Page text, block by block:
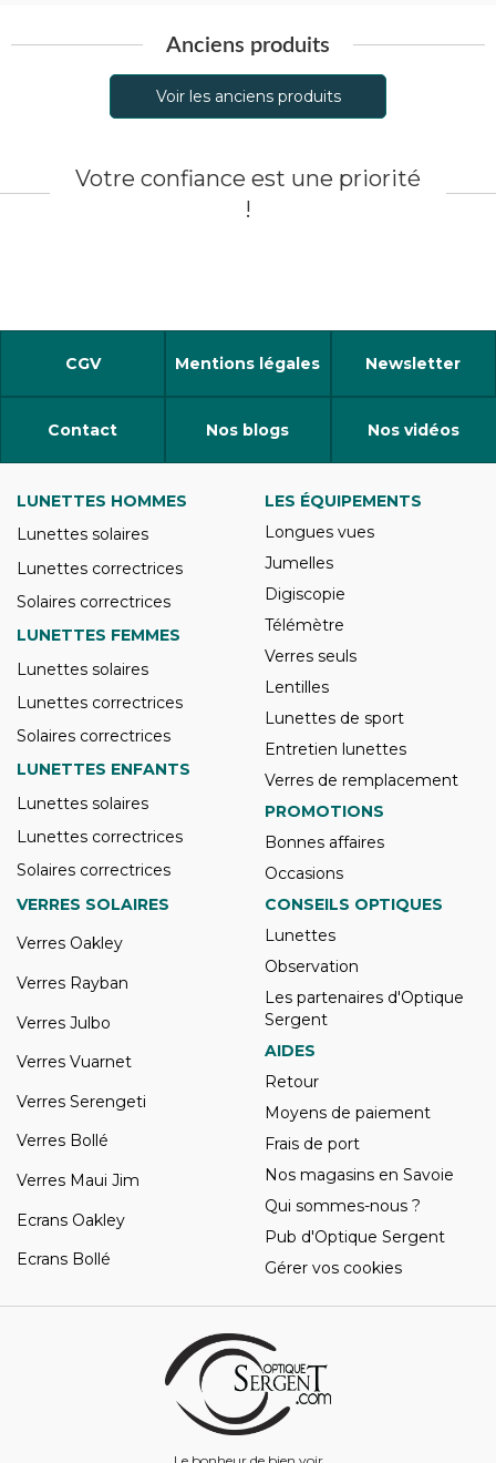
Anciens produits
Voir les anciens produits
Votre confiance est une priorité
!
CGV Mentions légales Newsletter
Contact Nos blogs Nos vidéos
LUNETTES HOMMES
Lunettes solaires
Lunettes correctrices
Solaires correctrices
LUNETTES FEMMES
Lunettes solaires
Lunettes correctrices
Solaires correctrices
LUNETTES ENFANTS
Lunettes solaires
Lunettes correctrices
Solaires correctrices
LES ÉQUIPEMENTS
Longues vues
Jumelles
Digiscopie
Télémètre
Verres seuls
Lentilles
Lunettes de sport
Entretien lunettes
Verres de remplacement
PROMOTIONS
Bonnes affaires
Occasions
VERRES SOLAIRES
Verres Oakley
Verres Rayban
Verres Julbo
Verres Vuarnet
Verres Serengeti
Verres Bollé
Verres Maui Jim
Ecrans Oakley
Ecrans Bollé
CONSEILS OPTIQUES
Lunettes
Observation
Les partenaires d'Optique
Sergent
AIDES
Retour
Moyens de paiement
Frais de port
Nos magasins en Savoie
Qui sommes-nous ?
Pub d'Optique Sergent
Gérer vos cookies